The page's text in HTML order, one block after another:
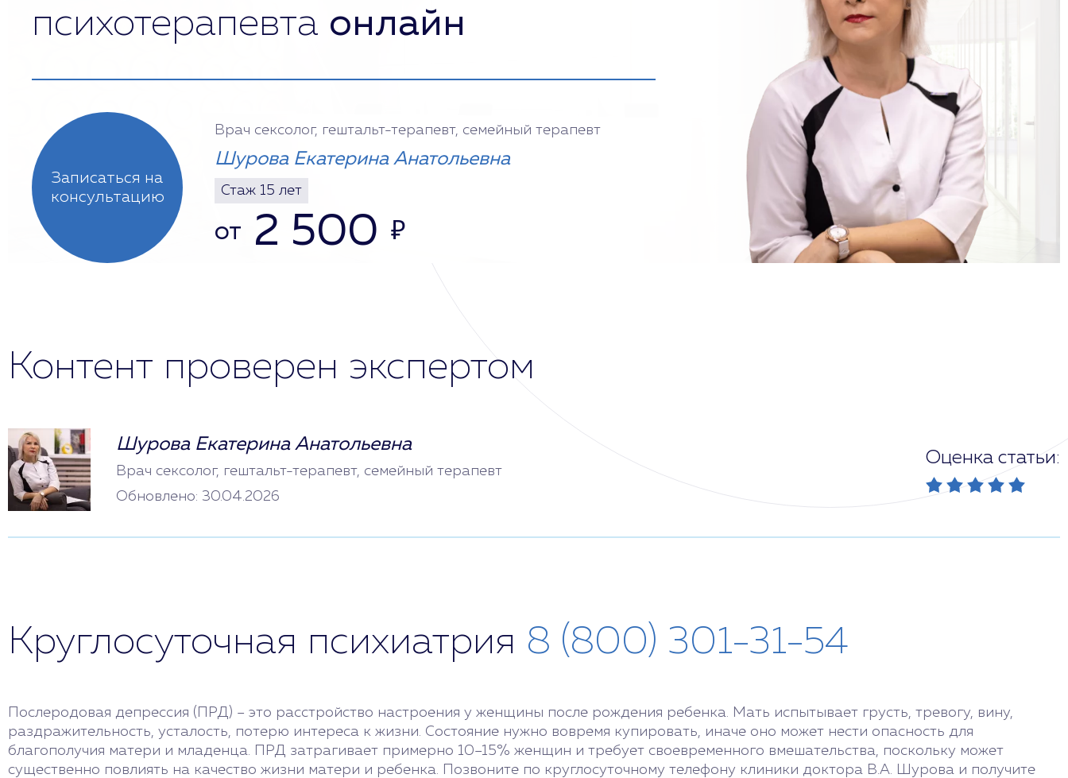
психотерапевта онлайн
Записаться на
консультацию
Врач сексолог, гештальт-терапевт, семейный терапевт
Шурова Екатерина Анатольевна
Стаж 15 лет
от 2 500 ₽
Контент проверен экспертом
Шурова Екатерина Анатольевна
Врач сексолог, гештальт-терапевт, семейный терапевт
Обновлено: 30.04.2026
Оценка статьи:
Круглосуточная психиатрия 8 (800) 301-31-54
Послеродовая депрессия (ПРД) – это расстройство настроения у женщины после рождения ребенка. Мать испытывает грусть, тревогу, вину,
раздражительность, усталость, потерю интереса к жизни. Состояние нужно вовремя купировать, иначе оно может нести опасность для
благополучия матери и младенца. ПРД затрагивает примерно 10–15% женщин и требует своевременного вмешательства, поскольку может
существенно повлиять на качество жизни матери и ребенка. Позвоните по круглосуточному телефону клиники доктора В.А. Шурова и получите